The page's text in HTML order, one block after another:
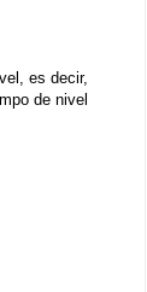
es decir,
de nivel